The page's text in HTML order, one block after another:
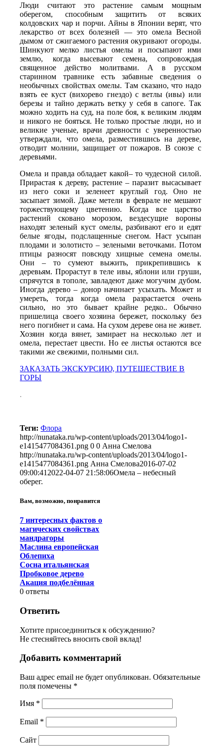
Люди считают это растение самым мощным
оберегом, способным защитить от всяких
колдовских чар и порчи. Айны в Японии верят, что
лекарство от всех болезней — это омела Весной
дымом от сжигаемого растения окуривают огороды.
Шинкуют мелко листья омелы и посыпают ими
землю, когда высевают семена, сопровождая
священное действо молитвами. А в русском
старинном травнике есть забавные сведения о
необычных свойствах омелы. Там сказано, что надо
взять ее куст (вихорево гнездо) с ветлы (ивы) или
березы и тайно держать ветку у себя в сапоге. Так
можно ходить на суд, на поле боя, к великим людям
и никого не бояться. Не только простые люди, но и
великие ученые, врачи древности с уверенностью
утверждали, что омела, разместившись на дереве,
отводит молнии, защищает от пожаров. В союзе с
деревьями.
Омела и правда обладает какой– то чудесной силой.
Прирастая к дереву, растение – паразит высасывает
из него соки и зеленеет круглый год. Оно не
засыпает зимой. Даже метели в феврале не мешают
торжествующему цветению. Когда все царство
растений сковано морозом, вездесущие вороны
находят зеленый куст омелы, разбивают его и едят
белые ягоды, подслащенные снегом. Наст усыпан
плодами и золотисто – зелеными веточками. Потом
птицы разносят повсюду хищные семена омелы.
Они – то сумеют выжить, прикрепившись к
деревьям. Прорастут в теле ивы, яблони или груши,
спрячутся в тополе, завладеют даже могучим дубом.
Иногда дерево – донор начинает усыхать. Может и
умереть, тогда когда омела разрастается очень
сильно, но это бывает крайне редко.. Обычно
пришелица своего хозяина бережет, поскольку без
него погибнет и сама. На сухом дереве она не живет.
Хозяин когда вянет, замирает на несколько лет и
омела, перестает цвести. Но ее листья остаются все
такими же свежими, полными сил.
ЗАКАЗАТЬ ЭКСКУРСИЮ, ПУТЕШЕСТВИЕ В
ГОРЫ
.
Теги: Флора
http://nunataka.ru/wp-content/uploads/2013/04/logo1-
e1415477084361.png 0 0 Анна Смелова
http://nunataka.ru/wp-content/uploads/2013/04/logo1-
e1415477084361.png Анна Смелова2016-07-02
09:00:41 2022-04-07 21:58:06Омела – небесный
оберег.
Вам, возможно, понравится
7 интересных фактов о
магических свойствах
мандрагоры
Маслина европейская
Облепиха
Сосна итальянская
Пробковое дерево
Акация подбелённая
0 ответы
Ответить
Хотите присоединиться к обсуждению?
Не стесняйтесь вносить свой вклад!
Добавить комментарий
Ваш адрес email не будет опубликован. Обязательные
поля помечены *
Имя *
Email *
Сайт